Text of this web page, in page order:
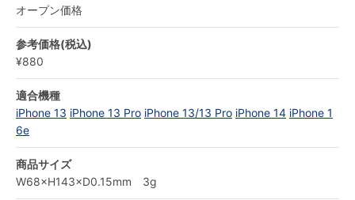
オープン価格
参考価格(税込)
¥880
適合機種
iPhone 13 iPhone 13 Pro iPhone 13/13 Pro iPhone 14 iPhone 1
6e
商品サイズ
W68×H143×D0.15mm 3g